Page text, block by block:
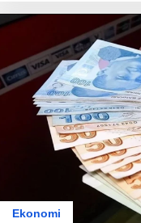
Ekonomi